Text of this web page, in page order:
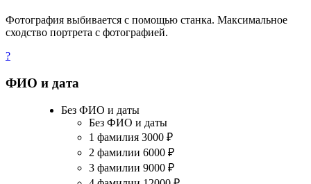
Фотография выбивается с помощью станка. Максимальное
сходство портрета с фотографией.
?
ФИО и дата
Без ФИО и даты
Без ФИО и даты
1 фамилия 3000 ₽
2 фамилии 6000 ₽
3 фамилии 9000 ₽